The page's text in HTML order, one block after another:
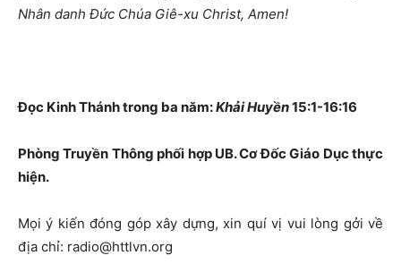
Nhân danh Đức Chúa Giê-xu Christ, Amen!
Đọc Kinh Thánh trong ba năm:Khải Huyền15:1-16:16
Phòng Truyền Thông phối hợp UB. Cơ Đốc Giáo Dục thực
hiện.
Mọi ý kiến đóng góp xây dựng, xin quí vị vui lòng gởi về
địa chỉ: radio@httlvn.org